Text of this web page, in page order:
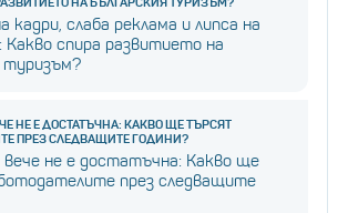
кадри, слаба реклама и липса на
спира развитието на
туризъм?
НЕ Е ДОСТАТЪЧНА: КАКВО ЩЕ ТЪРСЯТ
ПРЕЗ СЛЕДВАЩИТЕ ГОДИНИ?
не е достатъчна: Какво ще
през следващите